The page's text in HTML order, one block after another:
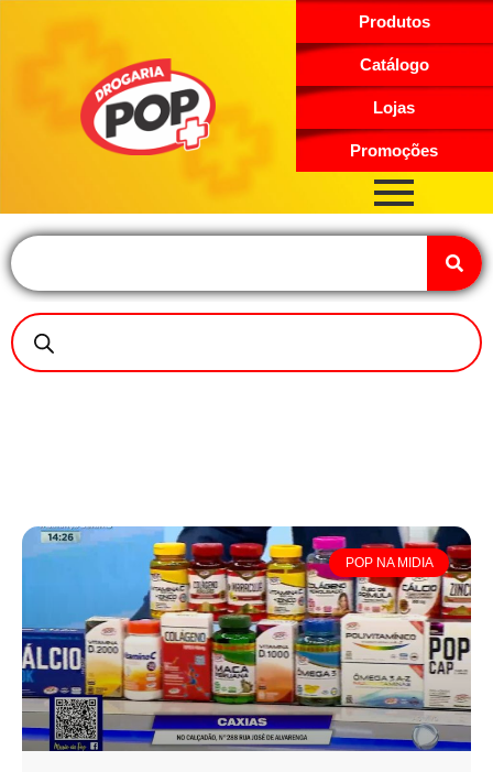
Produtos
Catálogo
Lojas
Promoções
POP NA MIDIA